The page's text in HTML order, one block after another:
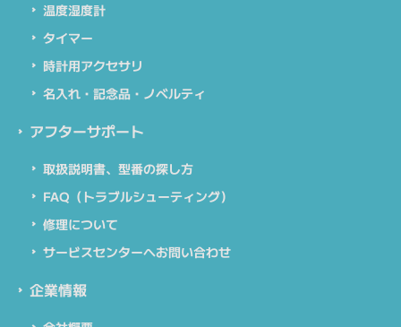
温度湿度計
タイマー
時計用アクセサリ
名入れ・記念品・ノベルティ
アフターサポート
取扱説明書、型番の探し方
FAQ（トラブルシューティング）
修理について
サービスセンターへお問い合わせ
企業情報